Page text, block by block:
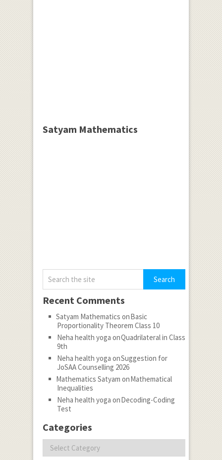
Satyam Mathematics
Recent Comments
Satyam Mathematics onBasic
Proportionality Theorem Class 10
Neha health yoga onQuadrilateral in Class
9th
Neha health yoga onSuggestion for
JoSAA Counselling 2026
Mathematics Satyam onMathematical
Inequalities
Neha health yoga onDecoding-Coding
Test
Categories